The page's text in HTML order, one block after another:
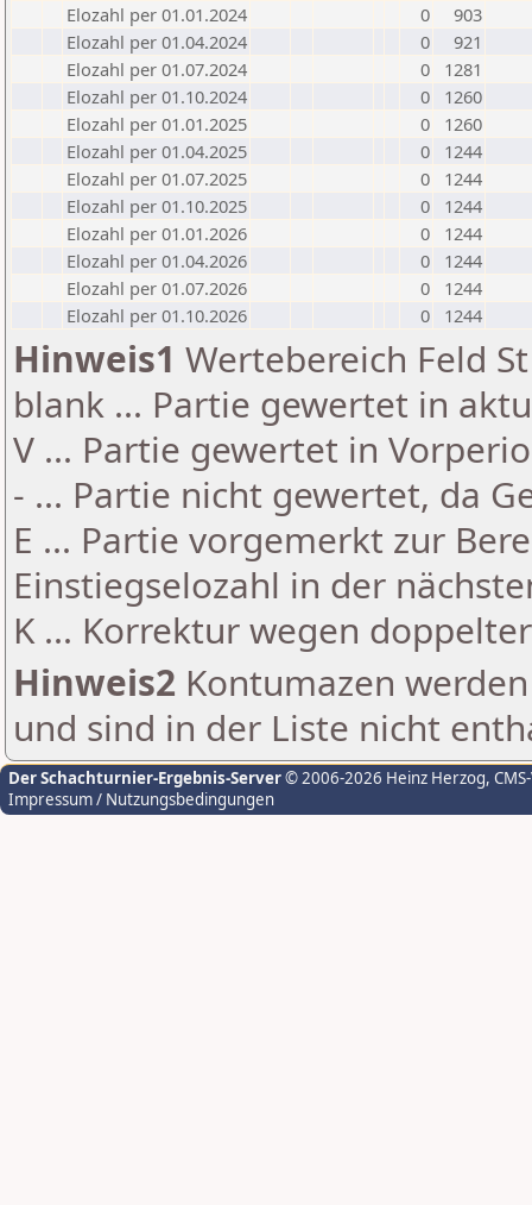
Elozahl per 01.01.2024
0
903
Elozahl per 01.04.2024
0
921
Elozahl per 01.07.2024
0
1281
Elozahl per 01.10.2024
0
1260
Elozahl per 01.01.2025
0
1260
Elozahl per 01.04.2025
0
1244
Elozahl per 01.07.2025
0
1244
Elozahl per 01.10.2025
0
1244
Elozahl per 01.01.2026
0
1244
Elozahl per 01.04.2026
0
1244
Elozahl per 01.07.2026
0
1244
Elozahl per 01.10.2026
0 1244
Hinweis1 Wertebereich Feld
blank ... Partie gewertet in
V ... Partie gewertet in
- ... Partie nicht gewertet, da
E ... Partie vorgemerkt zur
Einstiegselozahl in der
K ... Korrektur wegen
Hinweis2 Kontumazen
und sind in der Liste nicht
Der Schachturnier-Ergebnis-Server© 2006-2026 Heinz Herzog,
Impressum / Nutzungsbedingungen